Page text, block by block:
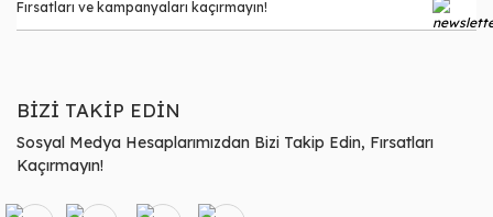
BİZİ TAKİP EDİN
Sosyal Medya Hesaplarımızdan Bizi Takip Edin, Fırsatları
Kaçırmayın!